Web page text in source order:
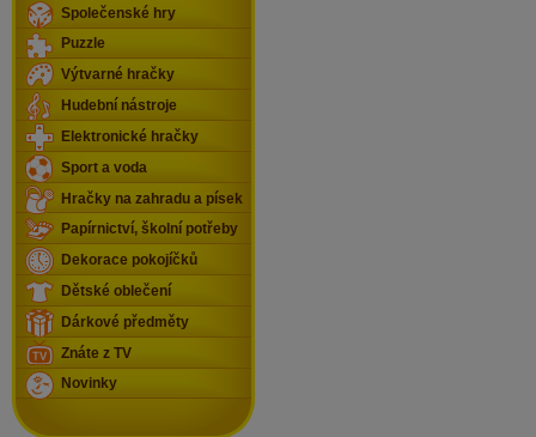
Společenské hry
Puzzle
Výtvarné hračky
Hudební nástroje
Elektronické hračky
Sport a voda
Hračky na zahradu a písek
Papírnictví, školní potřeby
Dekorace pokojíčků
Dětské oblečení
Dárkové předměty
Znáte z TV
Novinky